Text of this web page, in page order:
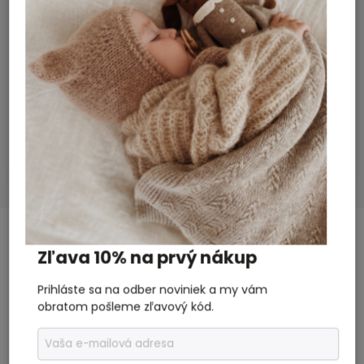
Nová holandská značka v našej ponuke
ROUTE B!
Dodatočné parametre
Kategória:
Doplnky a hračky
Záruka:
2 roky
100 % organická bavlna
Bábätko, Dievča, Dámy
SÚVISIACI TOVAR
Akcia
Zľava 10% na prvý nákup
Prihláste sa na odber noviniek a my vám
obratom pošleme zľavový kód.